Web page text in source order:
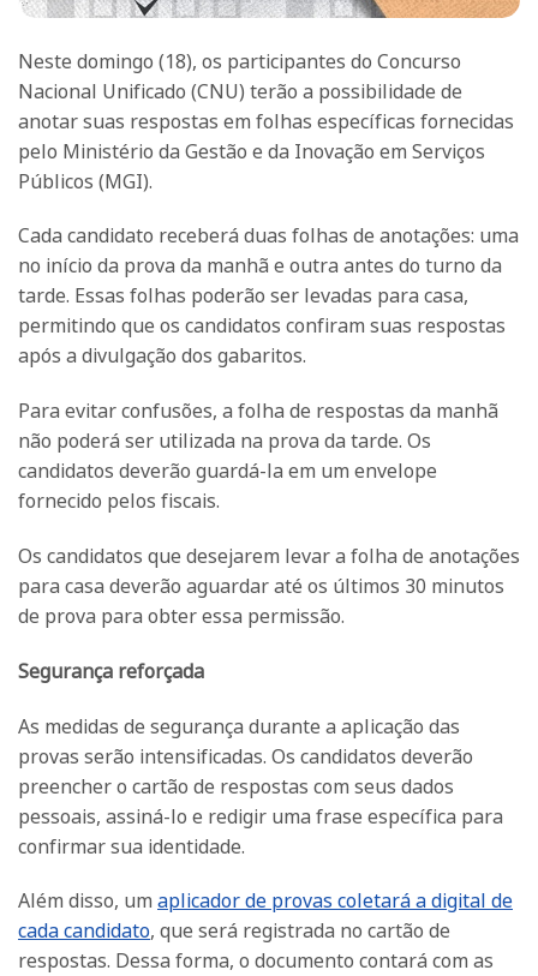
Neste domingo (18), os participantes do Concurso
Nacional Unificado (CNU) terão a possibilidade de
anotar suas respostas em folhas específicas fornecidas
pelo Ministério da Gestão e da Inovação em Serviços
Públicos (MGI).
Cada candidato receberá duas folhas de anotações: uma
no início da prova da manhã e outra antes do turno da
tarde. Essas folhas poderão ser levadas para casa,
permitindo que os candidatos confiram suas respostas
após a divulgação dos gabaritos.
Para evitar confusões, a folha de respostas da manhã
não poderá ser utilizada na prova da tarde. Os
candidatos deverão guardá-la em um envelope
fornecido pelos fiscais.
Os candidatos que desejarem levar a folha de anotações
para casa deverão aguardar até os últimos 30 minutos
de prova para obter essa permissão.
Segurança reforçada
As medidas de segurança durante a aplicação das
provas serão intensificadas. Os candidatos deverão
preencher o cartão de respostas com seus dados
pessoais, assiná-lo e redigir uma frase específica para
confirmar sua identidade.
Além disso, um aplicador de provas coletará a digital de
cada candidato, que será registrada no cartão de
respostas. Dessa forma, o documento contará com as